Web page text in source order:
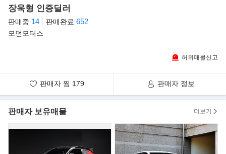
- 엔진/미션은 전혀 걱정 마십시요. 양호한 상태가 아니면 절대 판매
하지 않음
▶옵션내역
- 운전석 무릎 에어백
- 리얼 우드 시트백 테이블
- 전자 파킹 브레이크(EPB)
- 후방 주차 가이드 시스템(PGS)
장욱형 인증딜러
판매중 14 판매완료 652
모던모터스
허위매물신고
판매자 찜 179 판매자 정보
판매자 보유매물 더보기